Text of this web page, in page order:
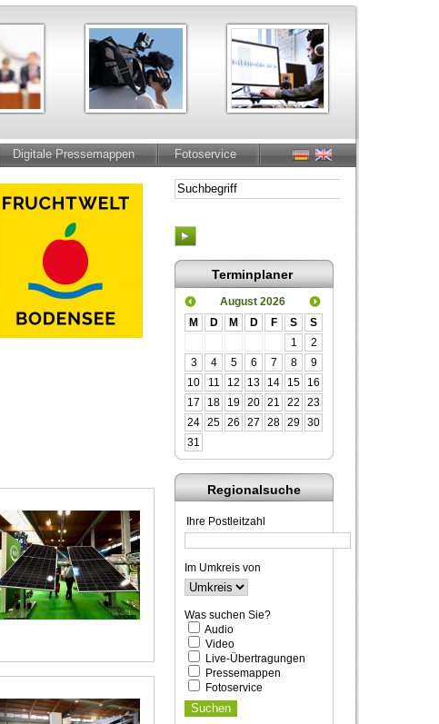
Digitale Pressemappen Fotoservice
Terminplaner
August 2026
M
D M D F S
S
1
2
3
4 5 6 7 8
9
10
11 12 13 14 15
16
17
18 19 20 21 22
23
24 25 26 27 28 29 30
31
Regionalsuche
Ihre Postleitzahl
Im Umkreis von
Was suchen Sie?
Audio
Video
Live-Übertragungen
Pressemappen
Fotoservice